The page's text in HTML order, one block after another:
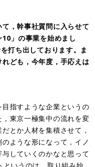
，幹事社質問に入らせて
」の事業を始めまし
打ち出しております。ま
ども，今年度，手応えは
指すような企業というの
東京一極集中の流れを変
とか人材を集積させて，
ような形になって，イノ
していくのかなと思って